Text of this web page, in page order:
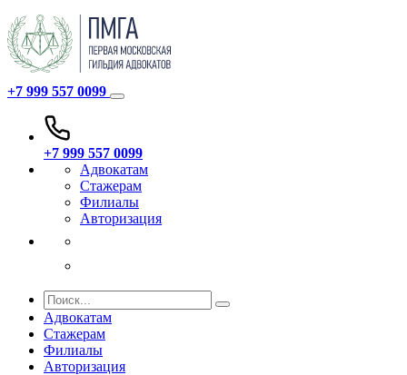
+7 999 557 0099
+7 999 557 0099
Адвокатам
Стажерам
Филиалы
Авторизация
Адвокатам
Стажерам
Филиалы
Авторизация